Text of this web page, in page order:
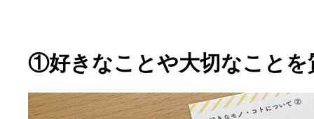
①好きなことや大切なことを